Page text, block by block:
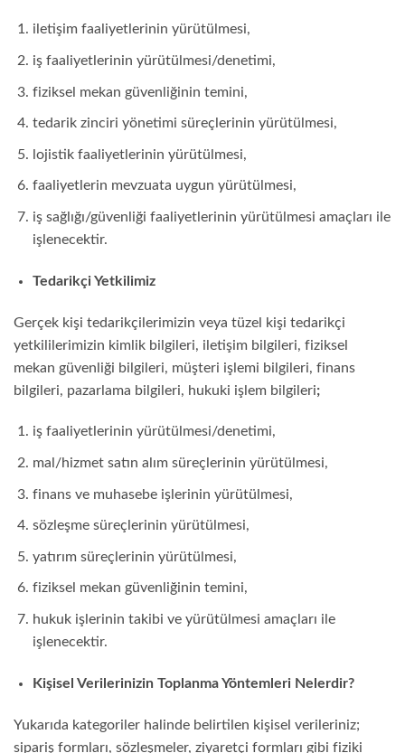
iletişim faaliyetlerinin yürütülmesi,
iş faaliyetlerinin yürütülmesi/denetimi,
fiziksel mekan güvenliğinin temini,
tedarik zinciri yönetimi süreçlerinin yürütülmesi,
lojistik faaliyetlerinin yürütülmesi,
faaliyetlerin mevzuata uygun yürütülmesi,
iş sağlığı/güvenliği faaliyetlerinin yürütülmesi amaçları ile
işlenecektir.
Tedarikçi Yetkilimiz
Gerçek kişi tedarikçilerimizin veya tüzel kişi tedarikçi
yetkililerimizin kimlik bilgileri, iletişim bilgileri, fiziksel
mekan güvenliği bilgileri, müşteri işlemi bilgileri, finans
bilgileri, pazarlama bilgileri, hukuki işlem bilgileri;
iş faaliyetlerinin yürütülmesi/denetimi,
mal/hizmet satın alım süreçlerinin yürütülmesi,
finans ve muhasebe işlerinin yürütülmesi,
sözleşme süreçlerinin yürütülmesi,
yatırım süreçlerinin yürütülmesi,
fiziksel mekan güvenliğinin temini,
hukuk işlerinin takibi ve yürütülmesi amaçları ile
işlenecektir.
Kişisel Verilerinizin Toplanma Yöntemleri Nelerdir?
Yukarıda kategoriler halinde belirtilen kişisel verileriniz;
sipariş formları, sözleşmeler, ziyaretçi formları gibi fiziki